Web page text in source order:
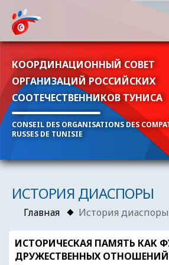
КООРДИНАЦИОННЫЙ СОВЕТ
ОРГАНИЗАЦИЙ РОССИЙСКИХ
СООТЕЧЕСТВЕННИКОВ ТУНИСА
CONSEIL DES ORGANISATIONS DES
RUSSES DE TUNISIE
ИСТОРИЯ ДИАСПОРЫ
Главная История диаспоры
ИСТОРИЧЕСКАЯ ПАМЯТЬ КАК
ДРУЖЕСТВЕННЫХ ОТНОШЕНИЙ